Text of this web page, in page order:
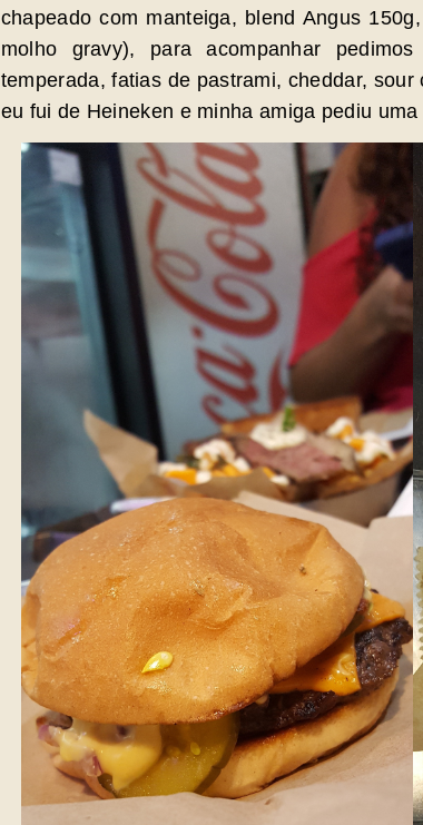
chapeado com manteiga, blend Angus
molho gravy), para acompanhar
temperada, fatias de pastrami, cheddar,
eu fui de Heineken e minha amiga pediu